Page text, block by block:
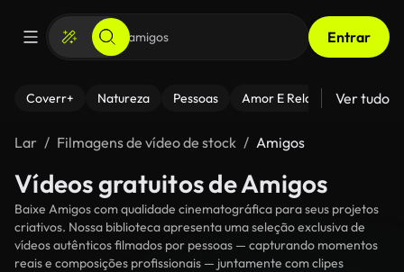
Entrar
Coverr+ Natureza Pessoas Amor E Relacionamentos
Ver tudo
Lar Filmagens de vídeo de stock Amigos
Vídeos gratuitos de Amigos
Baixe Amigos com qualidade cinematográfica para seus projetos
criativos. Nossa biblioteca apresenta uma seleção exclusiva de
vídeos autênticos filmados por pessoas — capturando momentos
reais e composições profissionais — juntamente com clipes